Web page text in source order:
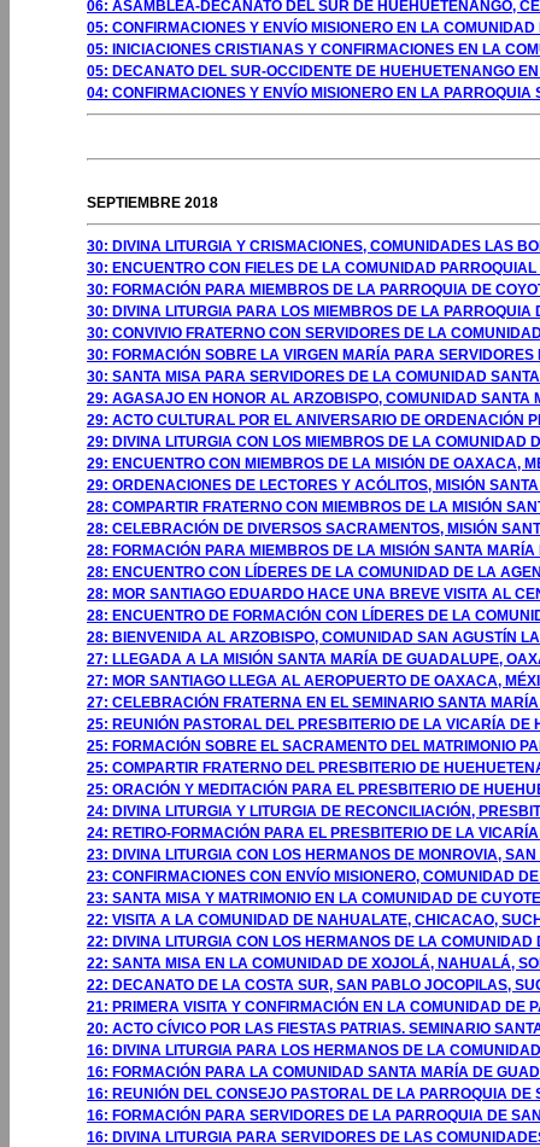
06: ASAMBLEA-DECANATO DEL SUR DE HUEHUETENANGO,
05: CONFIRMACIONES Y ENVÍO MISIONERO EN LA
05: INICIACIONES CRISTIANAS Y CONFIRMACIONES EN LA
05: DECANATO DEL SUR-OCCIDENTE DE HUEHUETENANGO
04: CONFIRMACIONES Y ENVÍO MISIONERO EN LA
SEPTIEMBRE 2018
30: DIVINA LITURGIA Y CRISMACIONES, COMUNIDADES LAS
30: ENCUENTRO CON FIELES DE LA COMUNIDAD
30: FORMACIÓN PARA MIEMBROS DE LA PARROQUIA DE
30: DIVINA LITURGIA PARA LOS MIEMBROS DE LA
30: CONVIVIO FRATERNO CON SERVIDORES DE LA
30: FORMACIÓN SOBRE LA VIRGEN MARÍA PARA
30: SANTA MISA PARA SERVIDORES DE LA COMUNIDAD
29: AGASAJO EN HONOR AL ARZOBISPO, COMUNIDAD SANTA
29: ACTO CULTURAL POR EL ANIVERSARIO DE ORDENACIÓN
29: DIVINA LITURGIA CON LOS MIEMBROS DE LA COMUNIDAD
29: ENCUENTRO CON MIEMBROS DE LA MISIÓN DE OAXACA,
29: ORDENACIONES DE LECTORES Y ACÓLITOS, MISIÓN
28: COMPARTIR FRATERNO CON MIEMBROS DE LA MISIÓN
28: CELEBRACIÓN DE DIVERSOS SACRAMENTOS, MISIÓN
28: FORMACIÓN PARA MIEMBROS DE LA MISIÓN SANTA
28: ENCUENTRO CON LÍDERES DE LA COMUNIDAD DE LA
28: MOR SANTIAGO EDUARDO HACE UNA BREVE VISITA AL
28: ENCUENTRO DE FORMACIÓN CON LÍDERES DE LA
28: BIENVENIDA AL ARZOBISPO, COMUNIDAD SAN AGUSTÍN
27: LLEGADA A LA MISIÓN SANTA MARÍA DE GUADALUPE,
27: MOR SANTIAGO LLEGA AL AEROPUERTO DE OAXACA,
27: CELEBRACIÓN FRATERNA EN EL SEMINARIO SANTA
25: REUNIÓN PASTORAL DEL PRESBITERIO DE LA VICARÍA
25: FORMACIÓN SOBRE EL SACRAMENTO DEL MATRIMONIO
25: COMPARTIR FRATERNO DEL PRESBITERIO DE
25: ORACIÓN Y MEDITACIÓN PARA EL PRESBITERIO DE
24: DIVINA LITURGIA Y LITURGIA DE RECONCILIACIÓN,
24: RETIRO-FORMACIÓN PARA EL PRESBITERIO DE LA
23: DIVINA LITURGIA CON LOS HERMANOS DE MONROVIA,
23: CONFIRMACIONES CON ENVÍO MISIONERO, COMUNIDAD
23: SANTA MISA Y MATRIMONIO EN LA COMUNIDAD DE
22: VISITA A LA COMUNIDAD DE NAHUALATE, CHICACAO,
22: DIVINA LITURGIA CON LOS HERMANOS DE LA
22: SANTA MISA EN LA COMUNIDAD DE XOJOLÁ, NAHUALÁ,
22: DECANATO DE LA COSTA SUR, SAN PABLO JOCOPILAS,
21: PRIMERA VISITA Y CONFIRMACIÓN EN LA COMUNIDAD DE
20: ACTO CÍVICO POR LAS FIESTAS PATRIAS. SEMINARIO
16: DIVINA LITURGIA PARA LOS HERMANOS DE LA
16: FORMACIÓN PARA LA COMUNIDAD SANTA MARÍA DE
16: REUNIÓN DEL CONSEJO PASTORAL DE LA PARROQUIA
16: FORMACIÓN PARA SERVIDORES DE LA PARROQUIA DE
16: DIVINA LITURGIA PARA SERVIDORES DE LAS